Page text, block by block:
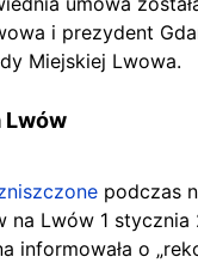
i prezydent
Miejskiej Lwowa.
Lwów
podczas
na Lwów 1 stycznia
informowała o